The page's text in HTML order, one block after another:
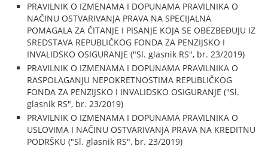
PRAVILNIK O IZMENAMA I DOPUNAMA PRAVILNIKA O
NAČINU OSTVARIVANJA PRAVA NA SPECIJALNA
POMAGALA ZA ČITANJE I PISANJE KOJA SE OBEZBEĐUJU IZ
SREDSTAVA REPUBLIČKOG FONDA ZA PENZIJSKO I
INVALIDSKO OSIGURANJE ("Sl. glasnik RS", br. 23/2019)
PRAVILNIK O IZMENAMA I DOPUNAMA PRAVILNIKA O
RASPOLAGANJU NEPOKRETNOSTIMA REPUBLIČKOG
FONDA ZA PENZIJSKO I INVALIDSKO OSIGURANJE ("Sl.
glasnik RS", br. 23/2019)
PRAVILNIK O IZMENAMA I DOPUNAMA PRAVILNIKA O
USLOVIMA I NAČINU OSTVARIVANJA PRAVA NA KREDITNU
PODRŠKU ("Sl. glasnik RS", br. 23/2019)